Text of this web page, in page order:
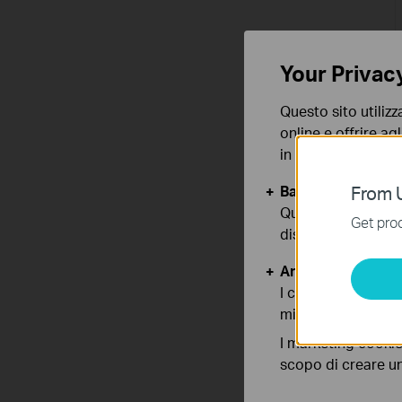
From
Get
Your
Questo sito
online e offrire
in qualunque
Basic Cookies
Questi cookies
disattivati nel tuo
Analytics e
I cookies analitici
migliorarne le
I marketing
scopo di creare